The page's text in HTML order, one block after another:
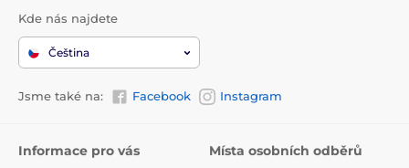
Kde nás najdete
Čeština
Jsme také na: Facebook Instagram
Informace pro vás Místa osobních odběrů